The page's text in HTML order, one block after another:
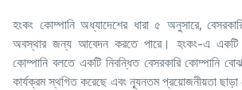
হংকং কোম্পানি অধ্যাদেশের ধারা ৫ অনুসারে,
অবস্থার জন্য আবেদন করতে পারে। হংকং-এ একটি
কোম্পানি বলতে একটি নিবন্ধিত বেসরকারি কোম্পানি
কার্যক্রম স্থগিত করেছে এবং ন্যূনতম প্রয়োজনীয়তা ছাড়া